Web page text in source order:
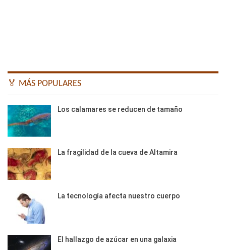
🏅 MÁS POPULARES
Los calamares se reducen de tamaño
La fragilidad de la cueva de Altamira
La tecnología afecta nuestro cuerpo
El hallazgo de azúcar en una galaxia